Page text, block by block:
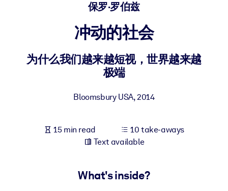
Build a healthier, more resilient workforce.
For LMS/LXP
Bring bite-sized, verified knowledge into your LMS/LXP for
For Corporate Libraries
knowledge.
保罗·罗伯兹
冲动的社会
为什么我们越来越短视，世界越来越
极端
Bloomsbury USA,2014
15 min read
10 take-aways
Text available
What's inside?